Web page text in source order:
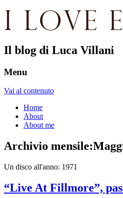
Il blog di Luca Villani
Menu
Vai al contenuto
Home
About
About me
Archivio mensile:
Un disco all'anno: 1971
“Live At Fillmore”,